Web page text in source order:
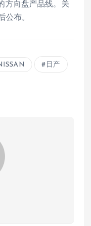
方向盘产品线。关
公布。
日产